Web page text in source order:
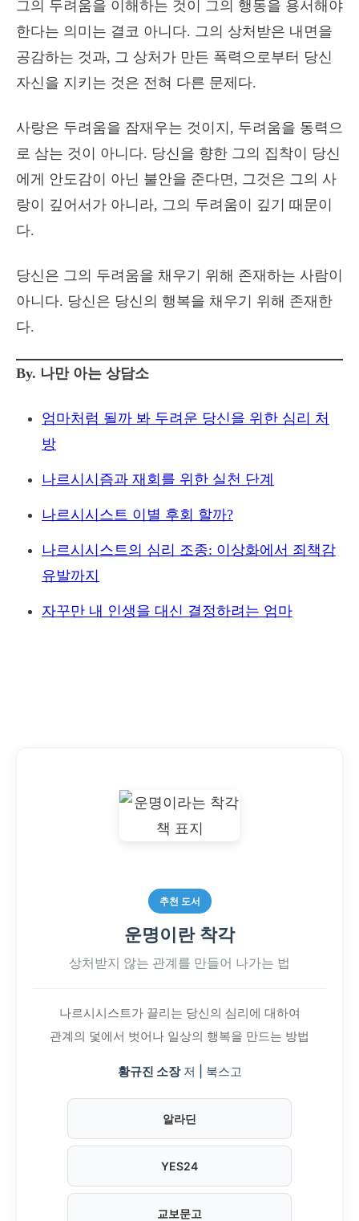
그의 두려움을 이해하는 것이 그의 행동을 용서해야
한다는 의미는 결코 아니다. 그의 상처받은 내면을
공감하는 것과, 그 상처가 만든 폭력으로부터 당신
자신을 지키는 것은 전혀 다른 문제다.
사랑은 두려움을 잠재우는 것이지, 두려움을 동력으
로 삼는 것이 아니다. 당신을 향한 그의 집착이 당신
에게 안도감이 아닌 불안을 준다면, 그것은 그의 사
랑이 깊어서가 아니라, 그의 두려움이 깊기 때문이
다.
당신은 그의 두려움을 채우기 위해 존재하는 사람이
아니다. 당신은 당신의 행복을 채우기 위해 존재한
다.
By. 나만 아는 상담소
엄마처럼 될까 봐 두려운 당신을 위한 심리 처
방
나르시시즘과 재회를 위한 실천 단계
나르시시스트 이별 후회 할까?
나르시시스트의 심리 조종: 이상화에서 죄책감
유발까지
자꾸만 내 인생을 대신 결정하려는 엄마
추천 도서
운명이란 착각
상처받지 않는 관계를 만들어 나가는 법
나르시시스트가 끌리는 당신의 심리에 대하여
관계의 덫에서 벗어나 일상의 행복을 만드는 방법
황규진 소장저 | 북스고
알라딘
YES24
교보문고